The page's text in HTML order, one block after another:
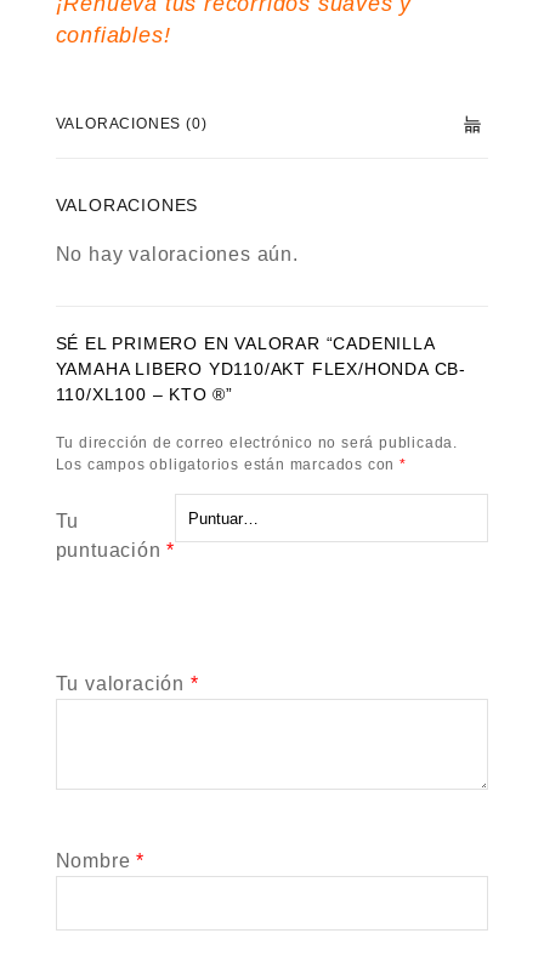
confiables!
VALORACIONES (0)
VALORACIONES
No hay valoraciones aún.
SÉ EL PRIMERO EN VALORAR “CADENILLA
YAMAHA LIBERO YD110/AKT FLEX/HONDA CB-
110/XL100 – KTO ®”
Tu dirección de correo electrónico no será publicada.
Los campos obligatorios están marcados con *
Tu
puntuación*
Tu valoración *
Nombre*